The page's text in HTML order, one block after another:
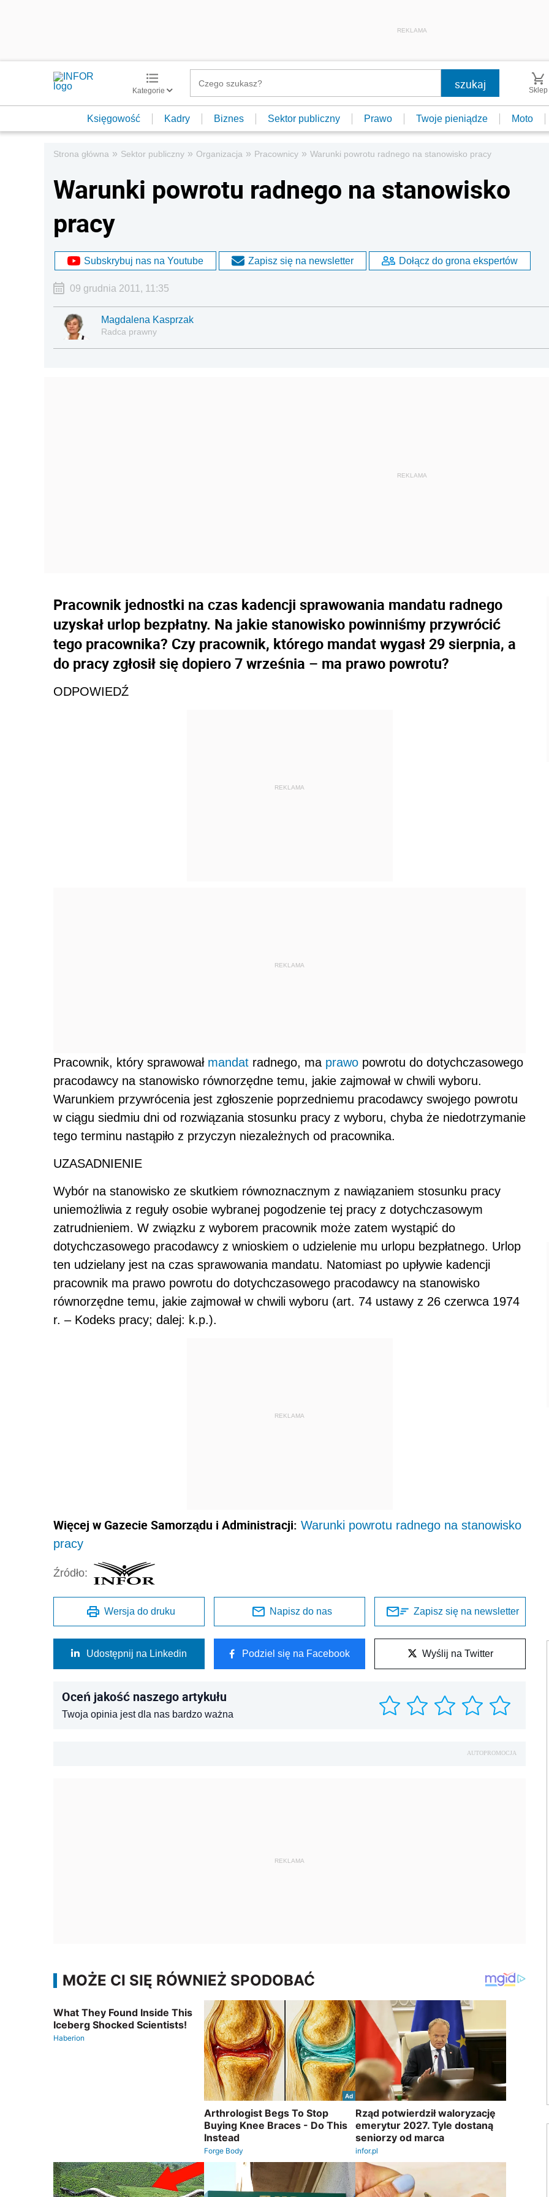
REKLAMA
Kategorie Sklep
Księgowość Kadry Biznes Sektor publiczny Prawo Twoje pieniądze Moto
Strona główna » Sektor publiczny » Organizacja » Pracownicy » Warunki powrotu radnego na stanowisko pracy
Warunki powrotu radnego na stanowisko
pracy
Subskrybuj nas na Youtube Zapisz się na newsletter Dołącz do grona ekspertów
09 grudnia 2011, 11:35
Magdalena Kasprzak
Radca prawny
Pracownik jednostki na czas kadencji sprawowania mandatu radnego
uzyskał urlop bezpłatny. Na jakie stanowisko powinniśmy przywrócić
tego pracownika? Czy pracownik, którego mandat wygasł 29 sierpnia, a
do pracy zgłosił się dopiero 7 września – ma prawo powrotu?
ODPOWIEDŹ
REKLAMA
REKLAMA
Pracownik, który sprawował mandat radnego, ma prawo powrotu do dotychczasowego
pracodawcy na stanowisko równorzędne temu, jakie zajmował w chwili wyboru.
Warunkiem przywrócenia jest zgłoszenie poprzedniemu pracodawcy swojego powrotu
w ciągu siedmiu dni od rozwiązania stosunku pracy z wyboru, chyba że niedotrzymanie
tego terminu nastąpiło z przyczyn niezależnych od pracownika.
UZASADNIENIE
Wybór na stanowisko ze skutkiem równoznacznym z nawiązaniem stosunku pracy
uniemożliwia z reguły osobie wybranej pogodzenie tej pracy z dotychczasowym
zatrudnieniem. W związku z wyborem pracownik może zatem wystąpić do
dotychczasowego pracodawcy z wnioskiem o udzielenie mu urlopu bezpłatnego. Urlop
ten udzielany jest na czas sprawowania mandatu. Natomiast po upływie kadencji
pracownik ma prawo powrotu do dotychczasowego pracodawcy na stanowisko
równorzędne temu, jakie zajmował w chwili wyboru (art. 74 ustawy z 26 czerwca 1974
r. – Kodeks pracy; dalej: k.p.).
REKLAMA
Więcej w Gazecie Samorządu i Administracji: Warunki powrotu radnego na stanowisko
pracy
Źródło:
Wersja do druku Napisz do nas Zapisz się na newsletter
Udostępnij na Linkedin Podziel się na Facebook Wyślij na Twitter
Oceń jakość naszego artykułu
Twoja opinia jest dla nas bardzo ważna
AUTOPROMOCJA
REKLAMA